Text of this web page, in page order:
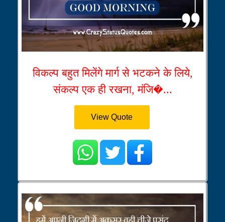
विकल्प बहुत मिलेंगे मार्ग से भटकने के लिये,
संकल्प एक ही रखना, मंजि�...
View Quote